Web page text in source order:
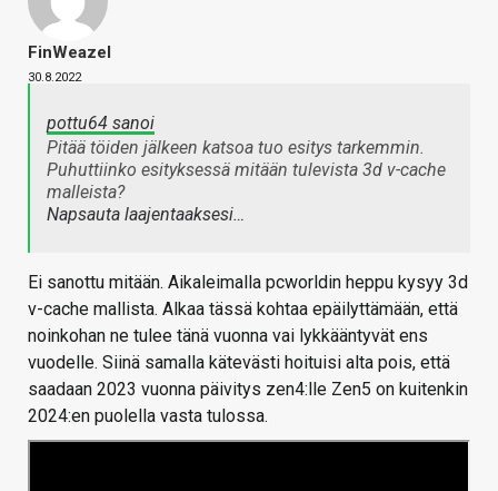
FinWeazel
30.8.2022
pottu64 sanoi
Pitää töiden jälkeen katsoa tuo esitys tarkemmin.
Puhuttiinko esityksessä mitään tulevista 3d v-cache
malleista?
Napsauta laajentaaksesi…
Ei sanottu mitään. Aikaleimalla pcworldin heppu kysyy 3d
v-cache mallista. Alkaa tässä kohtaa epäilyttämään, että
noinkohan ne tulee tänä vuonna vai lykkääntyvät ens
vuodelle. Siinä samalla kätevästi hoituisi alta pois, että
saadaan 2023 vuonna päivitys zen4:lle Zen5 on kuitenkin
2024:en puolella vasta tulossa.